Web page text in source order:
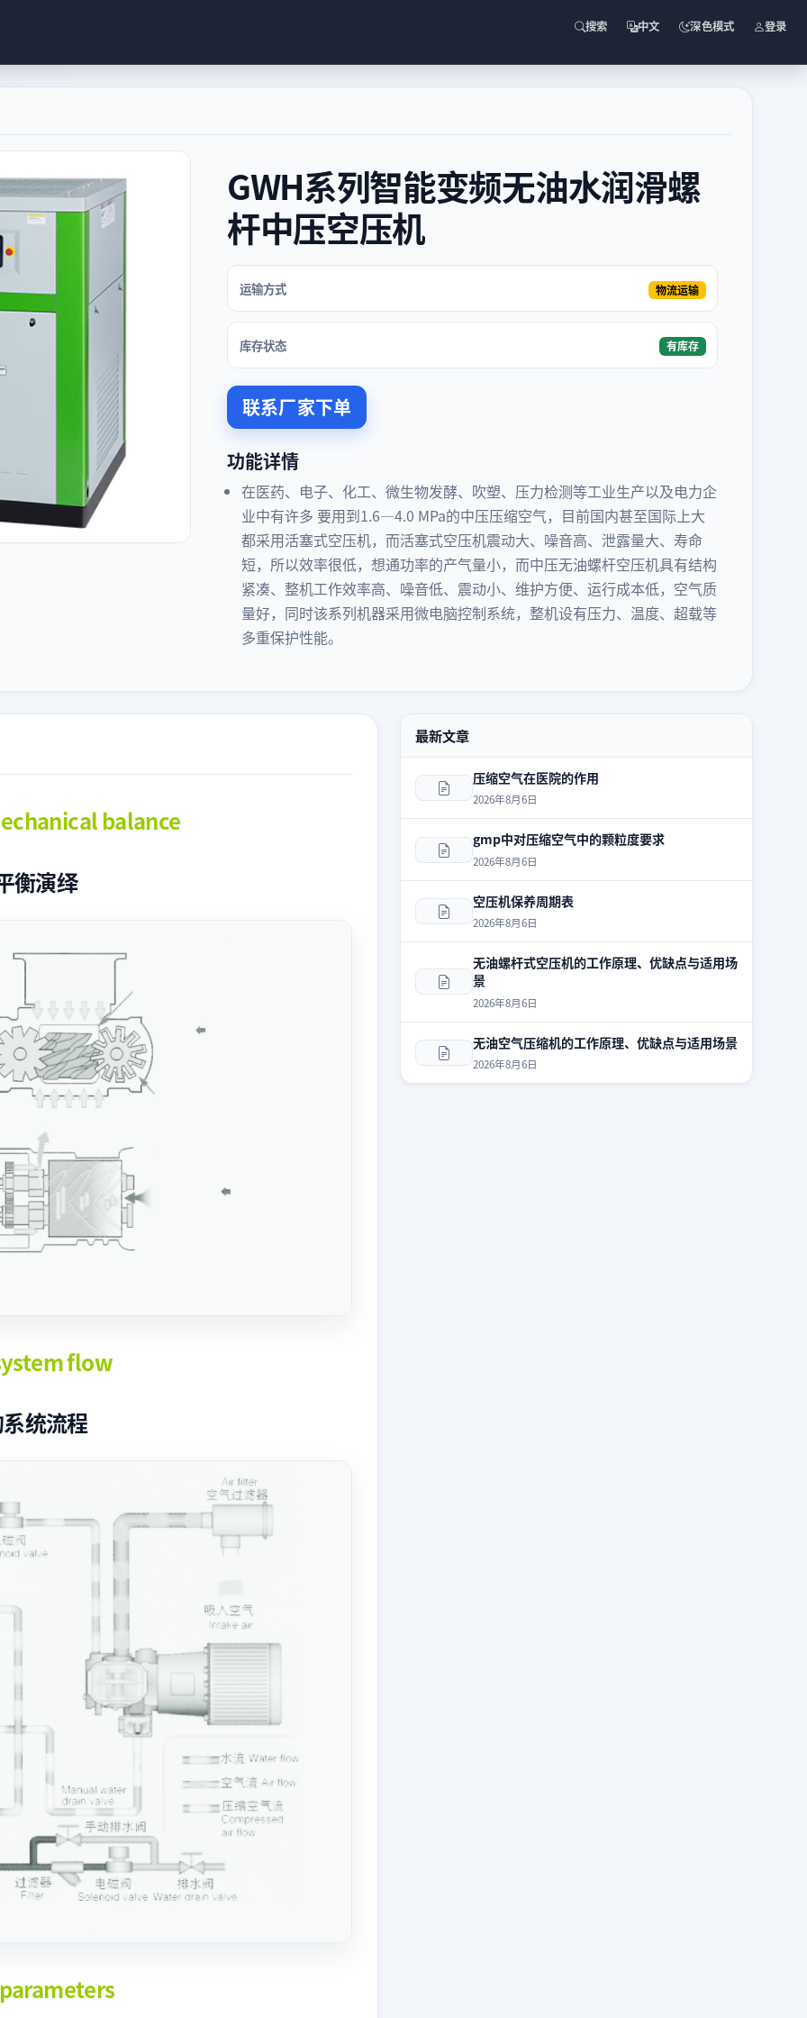
搜索 中文 深色模式 登录
GWH系列智能变频无油水润滑螺
杆中压空压机
运输方式 物流运输
库存状态 有库存
联系厂家下单
功能详情
在医药、电子、化工、微生物发酵、吹塑、压力检测等工业生产以及电力企
业中有许多 要用到1.6—4.0 MPa的中压压缩空气，目前国内甚至国际上大
都采用活塞式空压机，而活塞式空压机震动大、噪音高、泄露量大、寿命
短，所以效率很低，想通功率的产气量小，而中压无油螺杆空压机具有结构
紧凑、整机工作效率高、噪音低、震动小、维护方便、运行成本低，空气质
量好，同时该系列机器采用微电脑控制系统，整机设有压力、温度、超载等
多重保护性能。
balance
衡演绎
flow
统流程
最新文章
压缩空气在医院的作用
2026年8月6日
gmp中对压缩空气中的颗粒度要求
2026年8月6日
空压机保养周期表
2026年8月6日
无油螺杆式空压机的工作原理、优缺点与适用场
景
2026年8月6日
无油空气压缩机的工作原理、优缺点与适用场景
2026年8月6日